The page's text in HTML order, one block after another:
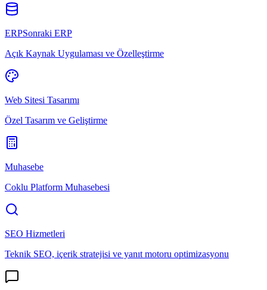
ERPSonraki ERP
Açık Kaynak Uygulaması ve Özelleştirme
Web Sitesi Tasarımı
Özel Tasarım ve Geliştirme
Muhasebe
Coklu Platform Muhasebesi
SEO Hizmetleri
Teknik SEO, içerik stratejisi ve yanıt motoru optimizasyonu